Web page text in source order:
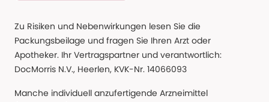
Zu Risiken und Nebenwirkungen lesen Sie die
Packungsbeilage und fragen Sie Ihren Arzt oder
Apotheker. Ihr Vertragspartner und verantwortlich:
DocMorris N.V., Heerlen, KVK-Nr. 14066093
Manche individuell anzufertigende Arzneimittel